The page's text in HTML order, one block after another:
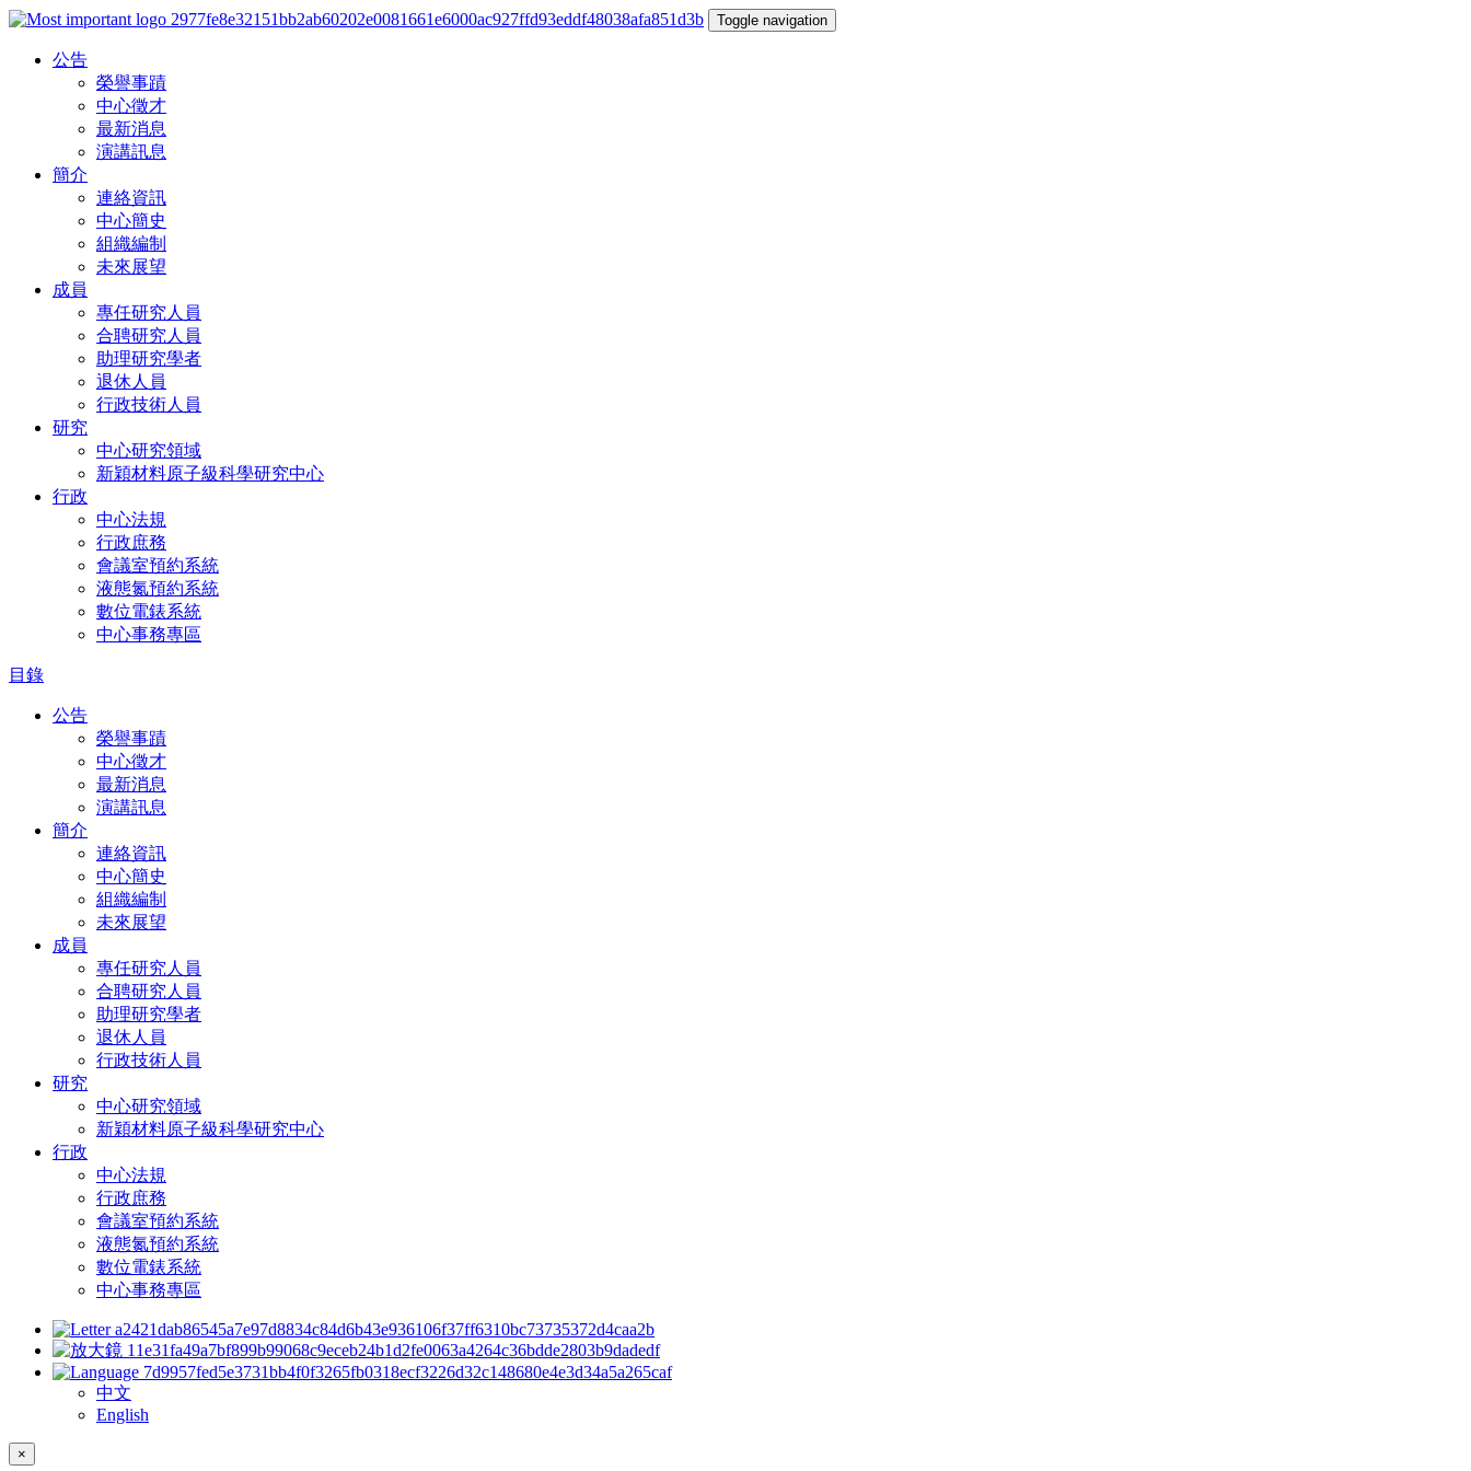
Toggle navigation
公告
榮譽事蹟
中心徵才
最新消息
演講訊息
簡介
連絡資訊
中心簡史
組織編制
未來展望
成員
專任研究人員
合聘研究人員
助理研究學者
退休人員
行政技術人員
研究
中心研究領域
新穎材料原子級科學研究中心
行政
中心法規
行政庶務
會議室預約系統
液態氮預約系統
數位電錶系統
中心事務專區
目錄
公告
榮譽事蹟
中心徵才
最新消息
演講訊息
簡介
連絡資訊
中心簡史
組織編制
未來展望
成員
專任研究人員
合聘研究人員
助理研究學者
退休人員
行政技術人員
研究
中心研究領域
新穎材料原子級科學研究中心
行政
中心法規
行政庶務
會議室預約系統
液態氮預約系統
數位電錶系統
中心事務專區
中文
English
×